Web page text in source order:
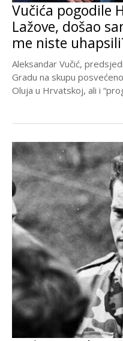
Vučića pogodile
Lažove, došao
me niste
Aleksandar Vučić,
Gradu na skupu
Oluja u Hrvatskoj, ali i